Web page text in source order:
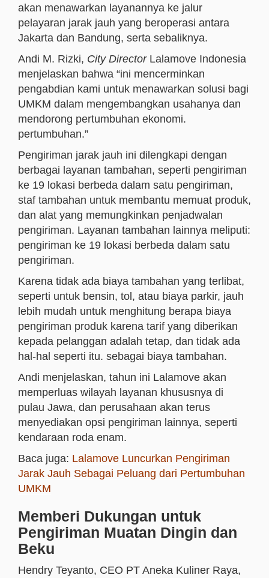
akan menawarkan layanannya ke jalur
pelayaran jarak jauh yang beroperasi antara
Jakarta dan Bandung, serta sebaliknya.
Andi M. Rizki, City DirectorLalamove Indonesia
menjelaskan bahwa “ini mencerminkan
pengabdian kami untuk menawarkan solusi bagi
UMKM dalam mengembangkan usahanya dan
mendorong pertumbuhan ekonomi.
pertumbuhan.”
Pengiriman jarak jauh ini dilengkapi dengan
berbagai layanan tambahan, seperti pengiriman
ke 19 lokasi berbeda dalam satu pengiriman,
staf tambahan untuk membantu memuat produk,
dan alat yang memungkinkan penjadwalan
pengiriman. Layanan tambahan lainnya meliputi:
pengiriman ke 19 lokasi berbeda dalam satu
pengiriman.
Karena tidak ada biaya tambahan yang terlibat,
seperti untuk bensin, tol, atau biaya parkir, jauh
lebih mudah untuk menghitung berapa biaya
pengiriman produk karena tarif yang diberikan
kepada pelanggan adalah tetap, dan tidak ada
hal-hal seperti itu. sebagai biaya tambahan.
Andi menjelaskan, tahun ini Lalamove akan
memperluas wilayah layanan khususnya di
pulau Jawa, dan perusahaan akan terus
menyediakan opsi pengiriman lainnya, seperti
kendaraan roda enam.
Baca juga: Lalamove Luncurkan Pengiriman
Jarak Jauh Sebagai Peluang dari Pertumbuhan
UMKM
Memberi Dukungan untuk
Pengiriman Muatan Dingin dan
Beku
Hendry Teyanto, CEO PT Aneka Kuliner Raya,